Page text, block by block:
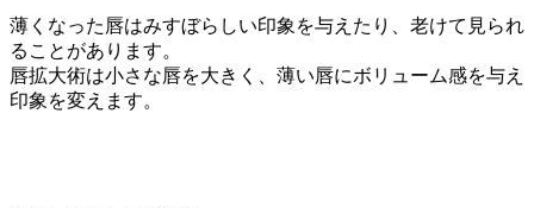
薄くなった唇はみすぼらしい印象を与えたり、老けて見られ
ることがあります。
唇拡大術は小さな唇を大きく、薄い唇にボリューム感を与え
印象を変えます。